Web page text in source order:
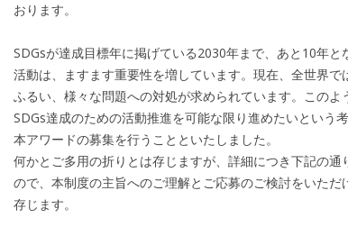
おります。
SDGsが達成目標年に掲げている2030年まで、あと10年と
活動は、ますます重要性を増しています。現在、全世界で
ふるい、様々な問題への対処が求められています。このよ
SDGs達成のための活動推進を可能な限り進めたいという
本アワードの募集を行うことといたしました。
何かとご多用の折りとは存じますが、詳細につき下記の通
ので、本制度の主旨へのご理解とご応募のご検討をいただ
存じます。